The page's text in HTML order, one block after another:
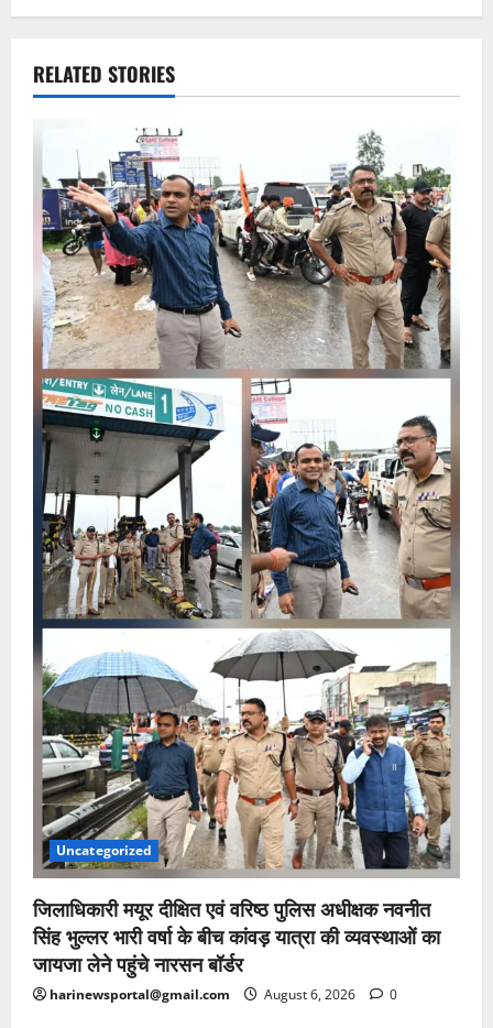
RELATED STORIES
Uncategorized
जिलाधिकारी मयूर दीक्षित एवं वरिष्ठ पुलिस अधीक्षक नवनीत
सिंह भुल्लर भारी वर्षा के बीच कांवड़ यात्रा की व्यवस्थाओं का
जायजा लेने पहुंचे नारसन बॉर्डर
harinewsportal@gmail.com August 6, 2026 0